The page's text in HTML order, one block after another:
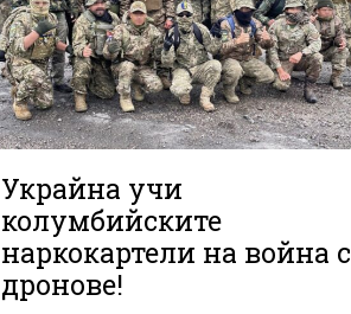
Украйна учи
колумбийските
наркокартели на война с
дронове!